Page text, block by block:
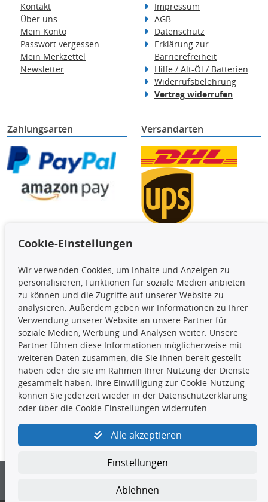
Kontakt
Über uns
Mein Konto
Passwort vergessen
Mein Merkzettel
Newsletter
Impressum
AGB
Datenschutz
Erklärung zur
Barrierefreiheit
Hilfe / Alt-Öl / Batterien
Widerrufsbelehrung
Vertrag widerrufen
Zahlungsarten Versandarten
Die hier angezeigten Daten,
insbesondere die gesamte Datenbank,
dürfen nicht kopiert werden. Es ist zu
unterlassen, die Daten oder die gesamte Datenbank ohne
vorherige Zustimmung TecDocs zu vervielfältigen, zu
verbreiten und/oder diese Handlungen durch Dritte ausführen
zu lassen. Ein Zuwiderhandeln stellt eine
Urheberrechtsverletzung dar und wird verfolgt.
Kontakt
kundenservice@4yourcar.de
Cookie-Einstellungen
Wir verwenden Cookies, um Inhalte und Anzeigen zu
personalisieren, Funktionen für soziale Medien anbieten
zu können und die Zugriffe auf unserer Website zu
analysieren. Außerdem geben wir Informationen zu Ihrer
Verwendung unserer Website an unsere Partner für
soziale Medien, Werbung und Analysen weiter. Unsere
Partner führen diese Informationen möglicherweise mit
weiteren Daten zusammen, die Sie ihnen bereit gestellt
haben oder die sie im Rahmen Ihrer Nutzung der Dienste
gesammelt haben. Ihre Einwilligung zur Cookie-Nutzung
können Sie jederzeit wieder in der Datenschutzerklärung
oder über die Cookie-Einstellungen widerrufen.
Alle akzeptieren
Einstellungen
Ablehnen